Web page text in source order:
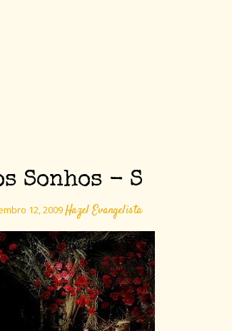
Sonhos - S
12, 2009Hazel Evangelista